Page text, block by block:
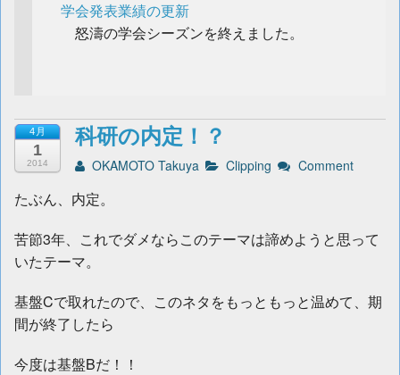
学会発表業績の更新
怒濤の学会シーズンを終えました。
4月
1
2014
科研の内定！？
OKAMOTO Takuya Clipping Comment
たぶん、内定。
苦節3年、これでダメならこのテーマは諦めようと思って
いたテーマ。
基盤Cで取れたので、このネタをもっともっと温めて、期
間が終了したら
今度は基盤Bだ！！